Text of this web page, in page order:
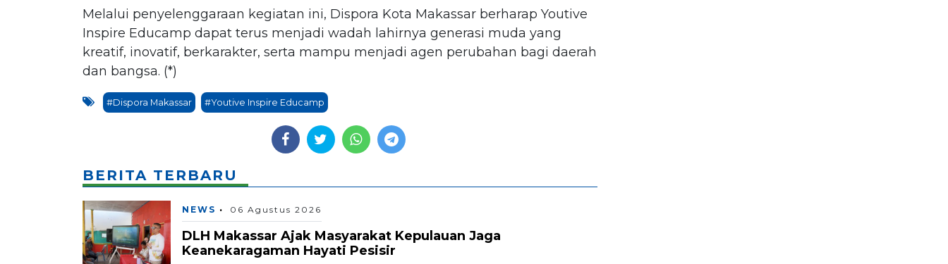
Melalui penyelenggaraan kegiatan ini, Dispora Kota Makassar berharap Youtive
Inspire Educamp dapat terus menjadi wadah lahirnya generasi muda yang
kreatif, inovatif, berkarakter, serta mampu menjadi agen perubahan bagi daerah
dan bangsa. (*)
#Dispora Makassar #Youtive Inspire Educamp
BERITA TERBARU
NEWS 06 Agustus 2026
DLH Makassar Ajak Masyarakat Kepulauan Jaga
Keanekaragaman Hayati Pesisir